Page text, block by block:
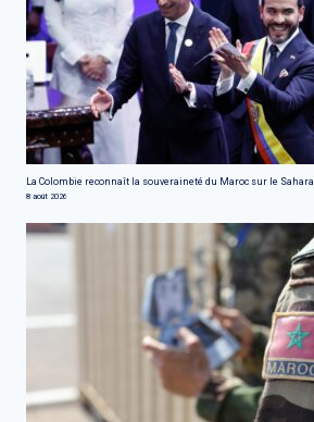
La Colombie reconnaît la souveraineté du Maroc sur le Sahara
8 août 2026